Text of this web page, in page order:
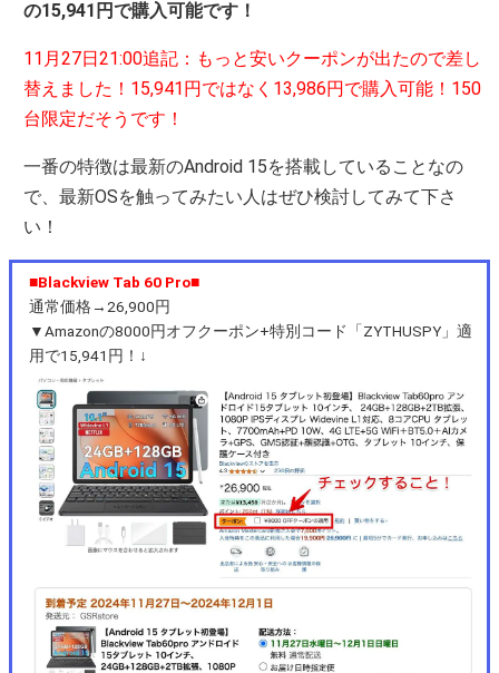
の15,941円で購入可能です！
11月27日21:00追記：もっと安いクーポンが出たので差し
替えました！15,941円ではなく13,986円で購入可能！150
台限定だそうです！
一番の特徴は最新のAndroid 15を搭載していることなの
で、最新OSを触ってみたい人はぜひ検討してみて下さ
い！
■Blackview Tab 60 Pro■
通常価格→26,900円
▼Amazonの8000円オフクーポン+特別コード「ZYTHUSPY」適
用で15,941円！↓